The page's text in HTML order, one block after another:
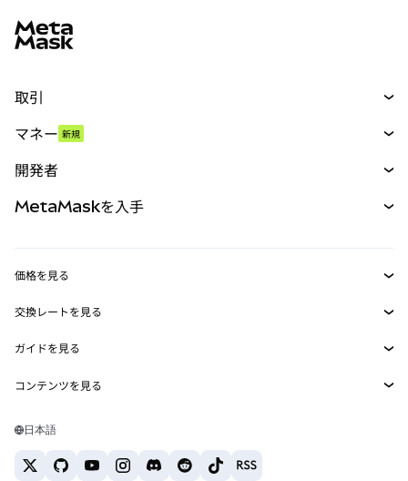
取引
パーペチュアル
RWA
マネー 新規
開発者
MetaMask Connect
Snaps
Web3サービス
MetaMaskを入手
セキュリティ
サポート
キャリア
お問い合わせ
価格を見る
イーサリアムの価格
Solanaの価格
Tetherの価格
交換レートを見る
ETH→USD
USDT→INR
BTC→INR
ETH→USDT
ガイドを見る
ETHの購入
USDTの購入
コンテンツを見る
Solanaウォレット
日本語